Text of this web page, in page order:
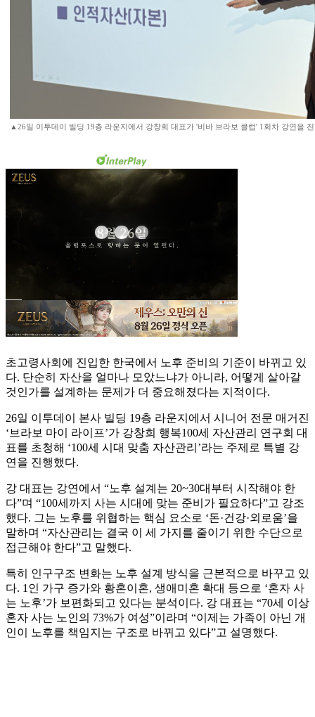
▲26일 이투데이 빌딩 19층 라운지에서 강창희 대표가 '비바 브라보 클럽' 1회차 강연을
초고령사회에 진입한 한국에서 노후 준비의 기준이 바뀌고 있
다. 단순히 자산을 얼마나 모았느냐가 아니라, 어떻게 살아갈
것인가를 설계하는 문제가 더 중요해졌다는 지적이다.
26일 이투데이 본사 빌딩 19층 라운지에서 시니어 전문 매거진
‘브라보 마이 라이프’가 강창희 행복100세 자산관리 연구회 대
표를 초청해 ‘100세 시대 맞춤 자산관리’라는 주제로 특별 강
연을 진행했다.
강 대표는 강연에서 “노후 설계는 20~30대부터 시작해야 한
다”며 “100세까지 사는 시대에 맞는 준비가 필요하다”고 강조
했다. 그는 노후를 위협하는 핵심 요소로 ‘돈·건강·외로움’을
말하며 “자산관리는 결국 이 세 가지를 줄이기 위한 수단으로
접근해야 한다”고 말했다.
특히 인구구조 변화는 노후 설계 방식을 근본적으로 바꾸고 있
다. 1인 가구 증가와 황혼이혼, 생애미혼 확대 등으로 ‘혼자 사
는 노후’가 보편화되고 있다는 분석이다. 강 대표는 “70세 이상
혼자 사는 노인의 73%가 여성”이라며 “이제는 가족이 아닌 개
인이 노후를 책임지는 구조로 바뀌고 있다”고 설명했다.